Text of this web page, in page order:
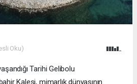
Oku)
Tarihi Gelibolu
Kalesi, mimarlık dünyasının